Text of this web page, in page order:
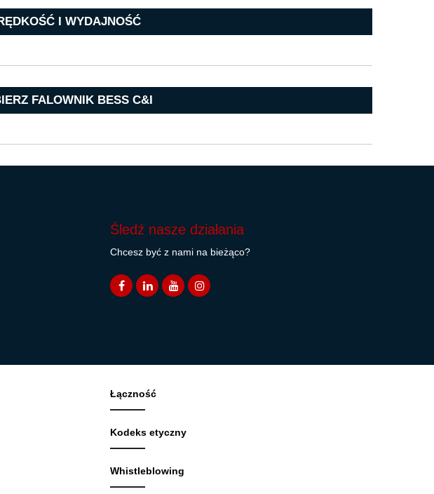
I WYDAJNOŚĆ
FALOWNIK BESS C&I
Śledź nasze działania
Chcesz być z nami na bieżąco?
Łączność
Kodeks etyczny
Whistleblowing